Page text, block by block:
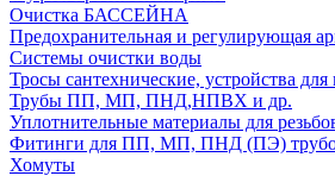
Очистка БАССЕЙНА
Предохранительная и регулирующая
Системы очистки воды
Тросы сантехнические, устройства для
Трубы ПП, МП, ПНД,НПВХ и др.
Уплотнительные материалы для
Фитинги для ПП, МП, ПНД (ПЭ)
Хомуты